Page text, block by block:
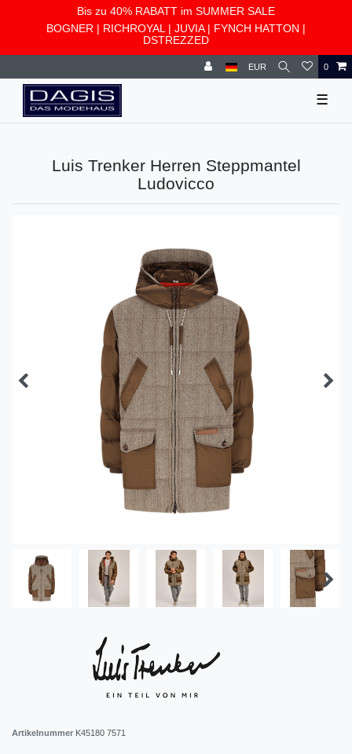
Bis zu 40% RABATT im SUMMER SALE
BOGNER | RICHROYAL | JUVIA| FYNCH HATTON |
DSTREZZED
EUR 0
☰
Luis Trenker Herren Steppmantel
Ludovicco
Artikelnummer K45180 7571